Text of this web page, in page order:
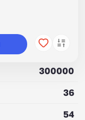
300000
36
54